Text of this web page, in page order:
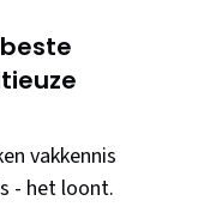
vakkennis
- het loont.